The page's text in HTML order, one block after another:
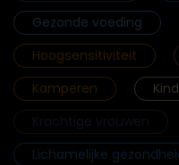
Gezonde voeding
Hoogsensitiviteit
Kamperen
Lichamelijke